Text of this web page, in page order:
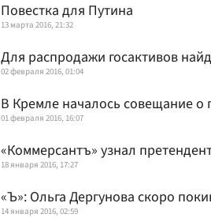
Повестка для Путина
13 марта 2016, 21:32
Для распродажи госактивов
02 февраля 2016, 01:04
В Кремле началось совещание о
01 февраля 2016, 16:07
«Коммерсантъ» узнал
18 января 2016, 17:27
«Ъ»: Ольга Дергунова скоро
14 января 2016, 02:59